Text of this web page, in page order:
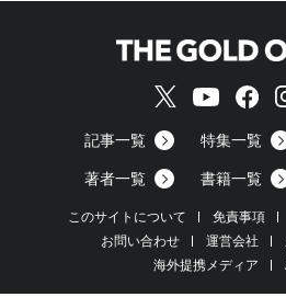
記事一覧 特集一覧
著者一覧 書籍一覧
このサイトについて 免責事項
お問い合わせ
運営会社
海外提携メディア